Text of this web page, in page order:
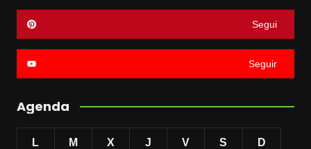
Segui
Seguir
Agenda
L M X J V S D